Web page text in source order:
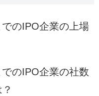
でのIPO企業の上場
でのIPO企業の社数